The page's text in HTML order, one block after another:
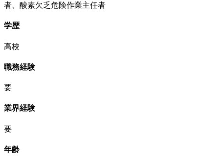
者、酸素欠乏危険作業主任者
学歴
高校
職務経験
要
業界経験
要
年齢